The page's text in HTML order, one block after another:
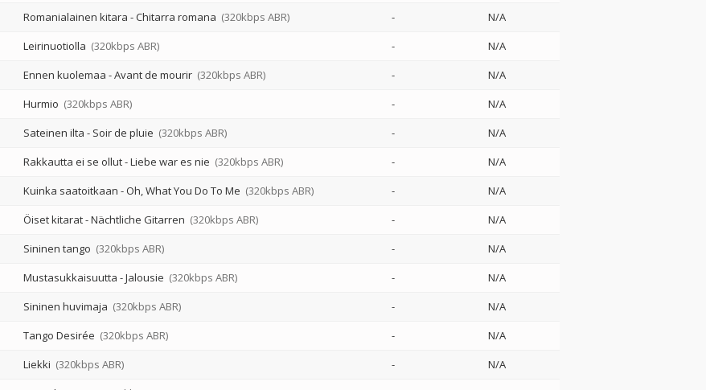
Romanialainen kitara - Chitarra romana (320kbps ABR) -
N/A
Leirinuotiolla (320kbps ABR) -
N/A
Ennen kuolemaa - Avant de mourir (320kbps ABR) -
N/A
Hurmio (320kbps ABR) -
N/A
Sateinen ilta - Soir de pluie (320kbps ABR) -
N/A
Rakkautta ei se ollut - Liebe war es nie (320kbps ABR) -
N/A
Kuinka saatoitkaan - Oh, What You Do To Me (320kbps ABR) -
N/A
Öiset kitarat - Nächtliche Gitarren (320kbps ABR) -
N/A
Sininen tango (320kbps ABR) -
N/A
Mustasukkaisuutta - Jalousie (320kbps ABR) -
N/A
Sininen huvimaja (320kbps ABR) -
N/A
Tango Desirée (320kbps ABR) -
N/A
Liekki (320kbps ABR) -
N/A